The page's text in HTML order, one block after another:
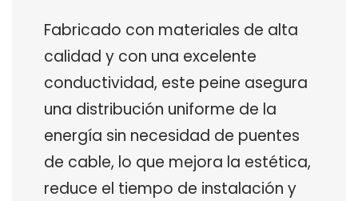
Fabricado con materiales de alta
calidad y con una excelente
conductividad, este peine asegura
una distribución uniforme de la
energía sin necesidad de puentes
de cable, lo que mejora la estética,
reduce el tiempo de instalación y